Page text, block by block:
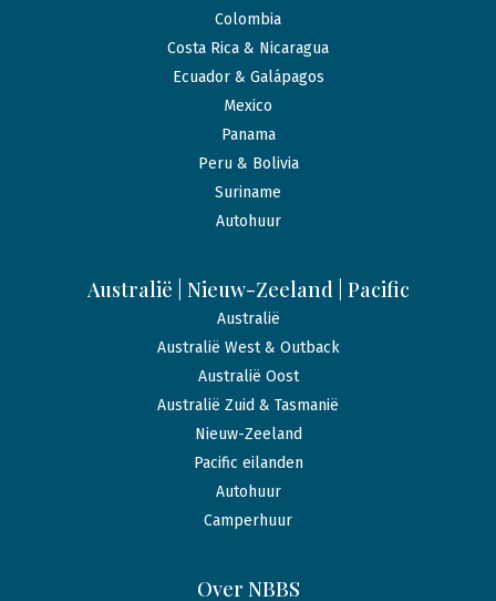
Colombia
Costa Rica & Nicaragua
Ecuador & Galápagos
Mexico
Panama
Peru & Bolivia
Suriname
Autohuur
Australië | Nieuw-Zeeland | Pacific
Australië
Australië West & Outback
Australië Oost
Australië Zuid & Tasmanië
Nieuw-Zeeland
Pacific eilanden
Autohuur
Camperhuur
Over NBBS